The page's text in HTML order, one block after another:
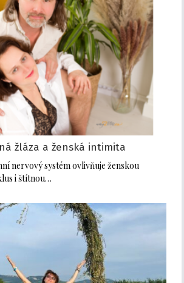
žláza a ženská intimita
nervový systém ovlivňuje ženskou
i štítnou…